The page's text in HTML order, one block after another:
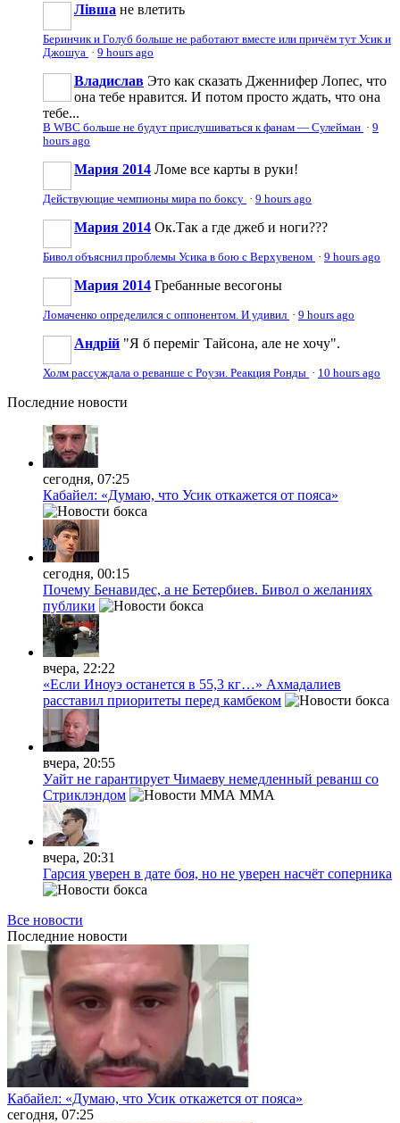
Лівша не влетить
Беринчик и Голуб больше не работают вместе или причём тут Усик и
Джошуа · 9 hours ago
Владислав Это как сказать Дженнифер Лопес, что
она тебе нравится. И потом просто ждать, что она
тебе...
В WBC больше не будут прислушиваться к фанам — Сулейман · 9
hours ago
Мария 2014 Ломе все карты в руки!
Действующие чемпионы мира по боксу · 9 hours ago
Мария 2014 Ок.Так а где джеб и ноги???
Бивол объяснил проблемы Усика в бою с Верхувеном · 9 hours ago
Мария 2014 Гребанные весогоны
Ломаченко определился с оппонентом. И удивил · 9 hours ago
Андрій "Я б переміг Тайсона, але не хочу".
Холм рассуждала о реванше с Роузи. Реакция Ронды · 10 hours ago
Последние новости
сегодня, 07:25
Кабайел: «Думаю, что Усик откажется от пояса»
сегодня, 00:15
Почему Бенавидес, а не Бетербиев. Бивол о желаниях
публики
вчера, 22:22
«Если Иноуэ останется в 55,3 кг…» Ахмадалиев
расставил приоритеты перед камбеком
вчера, 20:55
Уайт не гарантирует Чимаеву немедленный реванш со
Стриклэндом
MMA
вчера, 20:31
Гарсия уверен в дате боя, но не уверен насчёт соперника
Все новости
Последние новости
Кабайел: «Думаю, что Усик откажется от пояса»
сегодня, 07:25